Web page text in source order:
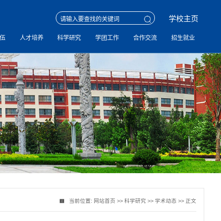
学校主页
人才培养 科学研究 学团工作 合作交流 招生就业
当前位置: 网站首页 >>科学研究 >>学术动态 >> 正文